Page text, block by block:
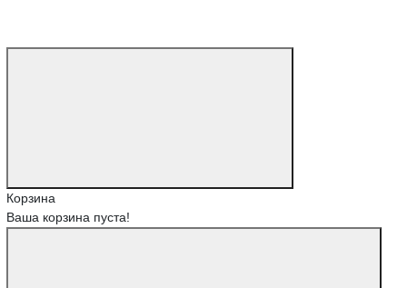
Корзина
Ваша корзина пуста!